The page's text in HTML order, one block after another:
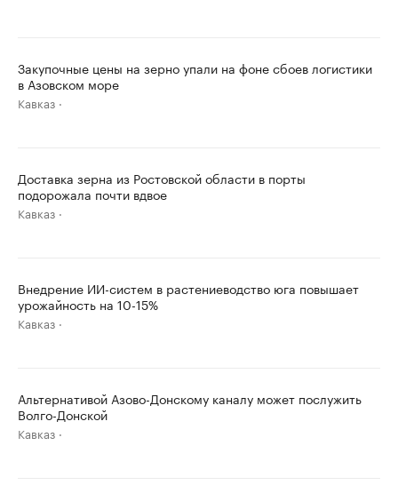
Закупочные цены на зерно упали на фоне сбоев логистики
в Азовском море
Кавказ
Доставка зерна из Ростовской области в порты
подорожала почти вдвое
Кавказ
Внедрение ИИ-систем в растениеводство юга повышает
урожайность на 10-15%
Кавказ
Альтернативой Азово-Донскому каналу может послужить
Волго-Донской
Кавказ